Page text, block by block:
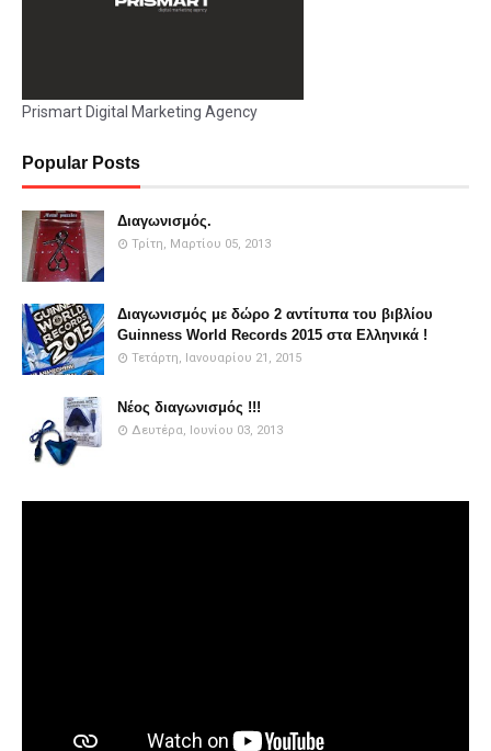
Prismart Digital Marketing Agency
Popular Posts
Διαγωνισμός.
Τρίτη, Μαρτίου 05, 2013
Διαγωνισμός με δώρο 2 αντίτυπα του βιβλίου
Guinness World Records 2015 στα Ελληνικά !
Τετάρτη, Ιανουαρίου 21, 2015
Νέος διαγωνισμός !!!
Δευτέρα, Ιουνίου 03, 2013